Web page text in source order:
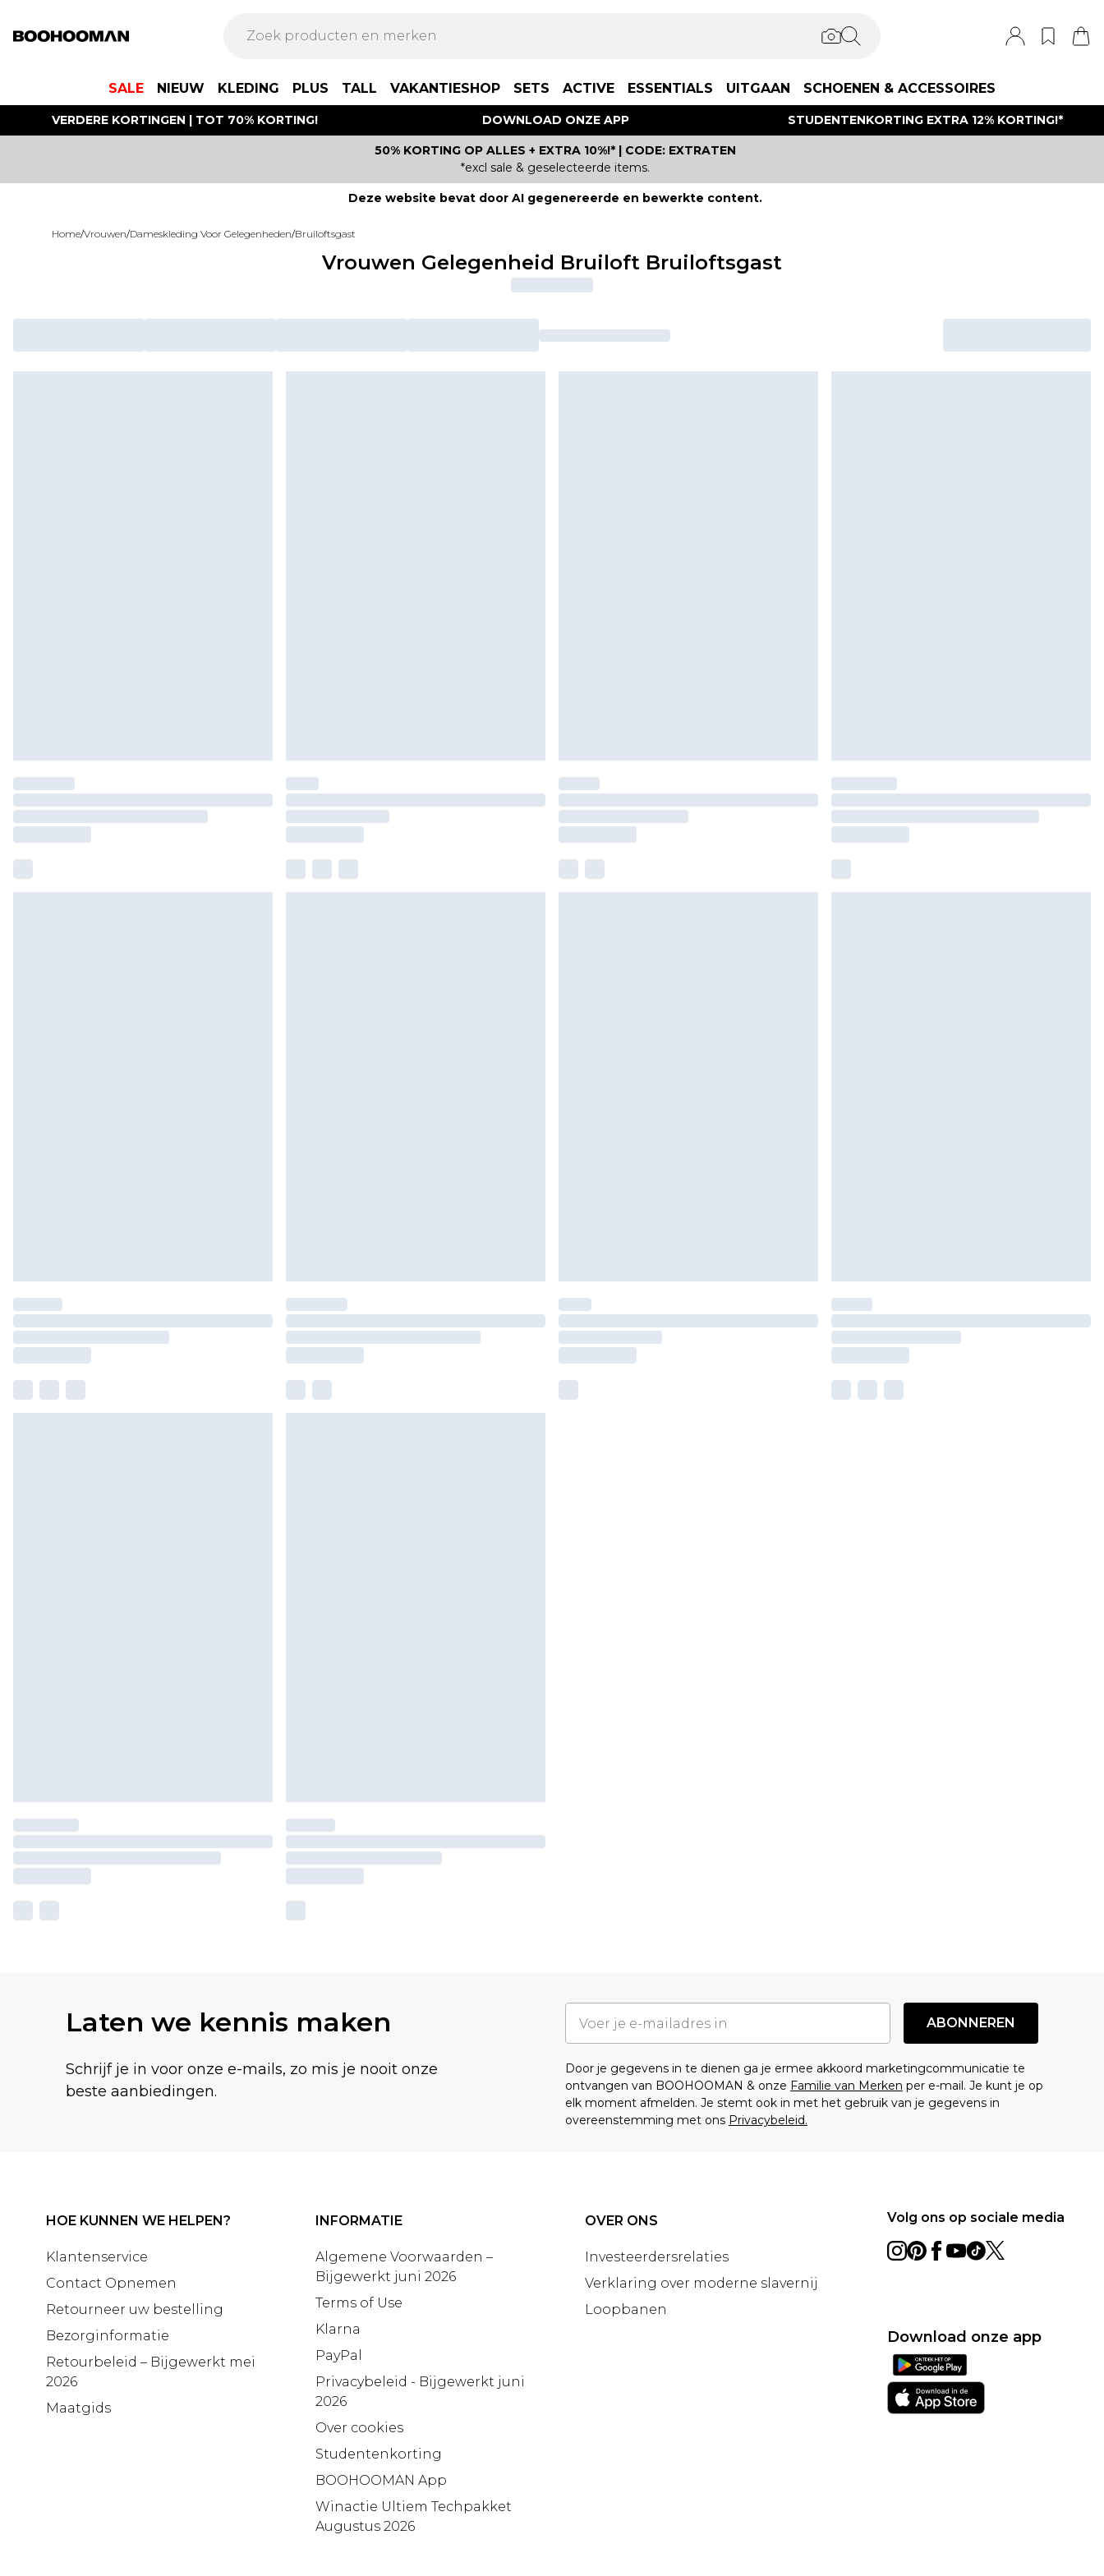
SALE NIEUW KLEDING PLUS TALL VAKANTIESHOP SETS ACTIVE ESSENTIALS UITGAAN SCHOENEN & ACCESSOIRES
VERDERE KORTINGEN | TOT 70% KORTING! DOWNLOAD ONZE APP STUDENTENKORTING EXTRA 12% KORTING!*
50% KORTING OP ALLES + EXTRA 10%!* | CODE: EXTRATEN
*excl sale & geselecteerde items.
Deze website bevat door AI gegenereerde en bewerkte content.
Home/Vrouwen/Dameskleding Voor Gelegenheden/Bruiloftsgast
Vrouwen Gelegenheid Bruiloft Bruiloftsgast
Laten we kennis maken
Schrijf je in voor onze e-mails, zo mis je nooit onze
beste aanbiedingen.
ABONNEREN
Door je gegevens in te dienen ga je ermee akkoord marketingcommunicatie te
ontvangen van BOOHOOMAN & onze Familie van Merken per e-mail. Je kunt je op
elk moment afmelden. Je stemt ook in met het gebruik van je gegevens in
overeenstemming met ons Privacybeleid.
HOE KUNNEN WE HELPEN?
Klantenservice
Contact Opnemen
Retourneer uw bestelling
Bezorginformatie
Retourbeleid – Bijgewerkt mei
2026
Maatgids
INFORMATIE
Algemene Voorwaarden –
Bijgewerkt juni 2026
Terms of Use
Klarna
PayPal
Privacybeleid - Bijgewerkt juni
2026
Over cookies
Studentenkorting
BOOHOOMAN App
Winactie Ultiem Techpakket
Augustus 2026
OVER ONS
Investeerdersrelaties
Verklaring over moderne slavernij
Loopbanen
Volg ons op sociale media
Download onze app